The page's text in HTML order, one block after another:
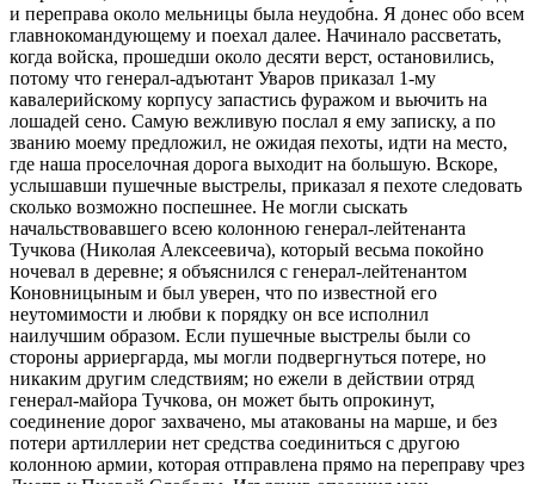
и переправа около мельницы была неудобна. Я донес обо всем
главнокомандующему и поехал далее. Начинало рассветать,
когда войска, прошедши около десяти верст, остановились,
потому что генерал-адъютант Уваров приказал 1-му
кавалерийскому корпусу запастись фуражом и вьючить на
лошадей сено. Самую вежливую послал я ему записку, а по
званию моему предложил, не ожидая пехоты, идти на место,
где наша проселочная дорога выходит на большую. Вскоре,
услышавши пушечные выстрелы, приказал я пехоте следовать
сколько возможно поспешнее. Не могли сыскать
начальствовавшего всею колонною генерал-лейтенанта
Тучкова (Николая Алексеевича), который весьма покойно
ночевал в деревне; я объяснился с генерал-лейтенантом
Коновницыным и был уверен, что по известной его
неутомимости и любви к порядку он все исполнил
наилучшим образом. Если пушечные выстрелы были со
стороны арриергарда, мы могли подвергнуться потере, но
никаким другим следствиям; но ежели в действии отряд
генерал-майора Тучкова, он может быть опрокинут,
соединение дорог захвачено, мы атакованы на марше, и без
потери артиллерии нет средства соединиться с другою
колонною армии, которая отправлена прямо на переправу чрез